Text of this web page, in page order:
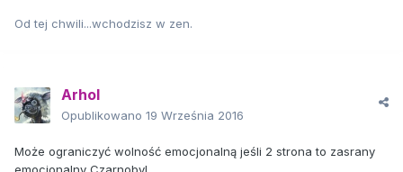
Od tej chwili...wchodzisz w zen.
Arhol
Opublikowano 19 Września 2016
Może ograniczyć wolność emocjonalną jeśli 2 strona to zasrany